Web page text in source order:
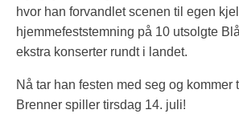
hvor han forvandlet scenen til egen
hjemmefeststemning på 10 utsolgte
ekstra konserter rundt i landet.
Nå tar han festen med seg og kommer
Brenner spiller tirsdag 14. juli!